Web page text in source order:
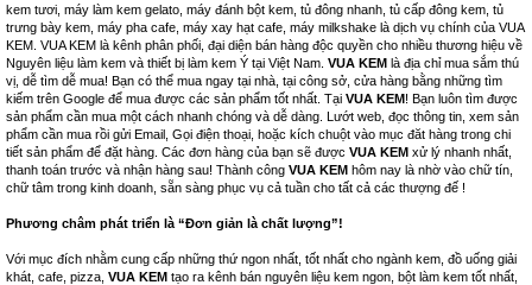
kem tươi, máy làm kem gelato, máy đánh bột kem, tủ đông nhanh, tủ cấp đông kem, tủ
trưng bày kem, máy pha cafe, máy xay hạt cafe, máy milkshake là dịch vụ chính của VUA
KEM. VUA KEM là kênh phân phối, đại diện bán hàng độc quyền cho nhiều thương hiệu về
Nguyên liệu làm kem và thiết bị làm kem Ý tại Việt Nam. VUA KEM là địa chỉ mua sắm thú
vị, dễ tìm dễ mua! Bạn có thể mua ngay tại nhà, tại công sở, cửa hàng bằng những tìm
kiếm trên Google để mua được các sản phẩm tốt nhất. Tại VUA KEM! Bạn luôn tìm được
sản phẩm cần mua một cách nhanh chóng và dễ dàng. Lướt web, đọc thông tin, xem sản
phẩm cần mua rồi gửi Email, Gọi điện thoại, hoặc kích chuột vào mục đăt hàng trong chi
tiết sản phẩm để đặt hàng. Các đơn hàng của bạn sẽ được VUA KEM xử lý nhanh nhất,
thanh toán trước và nhận hàng sau! Thành công VUA KEM hôm nay là nhờ vào chữ tín,
chữ tâm trong kinh doanh, sẵn sàng phục vụ cả tuần cho tất cả các thượng đế !
Phương châm phát triển là “Đơn giản là chất lượng”!
Với mục đích nhằm cung cấp những thứ ngon nhất, tốt nhất cho ngành kem, đồ uống giải
khát, cafe, pizza, VUA KEM tạo ra kênh bán nguyên liệu kem ngon, bột làm kem tốt nhất,